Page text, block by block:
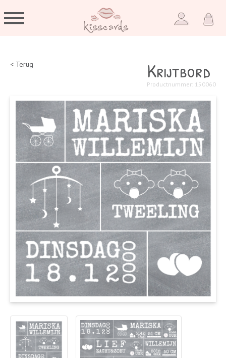
< Terug Krijtbord
Productnummer: 150060